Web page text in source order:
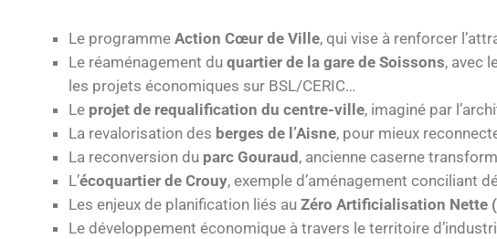
Le programme Action Cœur de Ville, qui vise à renforcer
Le réaménagement du quartier de la gare de Soissons, avec
les projets économiques sur BSL/CERIC…
Le projet de requalification du centre-ville, imaginé par
La revalorisation des berges de l’Aisne, pour mieux
La reconversion du parc Gouraud , ancienne caserne
L’écoquartier de Crouy, exemple d’aménagement conciliant
Les enjeux de planification liés au Zéro Artificialisation Nette
Le développement économique à travers le territoire